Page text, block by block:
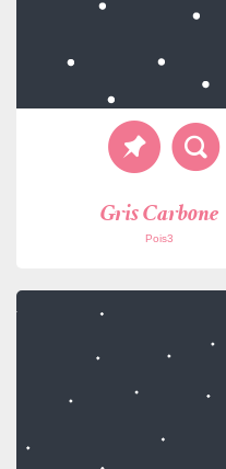
Gris Carbone
Pois3